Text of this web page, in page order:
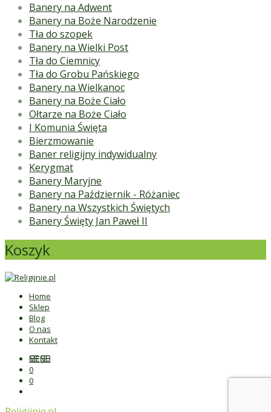
Banery na Adwent
Banery na Boże Narodzenie
Tła do szopek
Banery na Wielki Post
Tła do Ciemnicy
Tła do Grobu Pańskiego
Banery na Wielkanoc
Banery na Boże Ciało
Ołtarze na Boże Ciało
I Komunia Święta
Bierzmowanie
Baner religijny indywidualny
Kerygmat
Banery Maryjne
Banery na Październik - Różaniec
Banery na Wszystkich Świętych
Banery Święty Jan Paweł II
Koszyk
Home
Sklep
Blog
O nas
Kontakt
MENU
0
0